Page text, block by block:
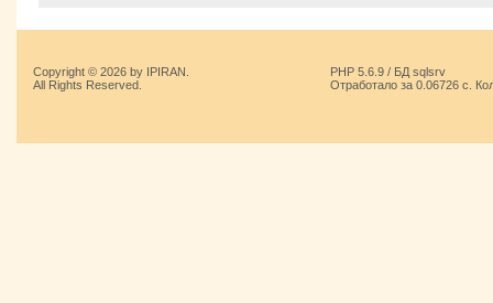
Copyright © 2026 by IPIRAN.
All Rights Reserved.
PHP 5.6.9 / БД sqlsrv
Отработало за 0.06726 с.